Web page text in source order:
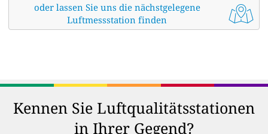
oder lassen Sie uns die nächstgelegene
Luftmessstation finden
Kennen Sie Luftqualitätsstationen
in Ihrer Gegend?